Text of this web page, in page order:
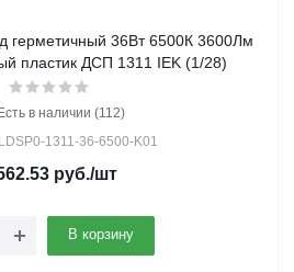
герметичный 36Вт 6500К 3600Лм
пластик ДСП 1311 IEK (1/28)
Есть в наличии (112)
1311-36-6500-K01
руб./шт
В корзину